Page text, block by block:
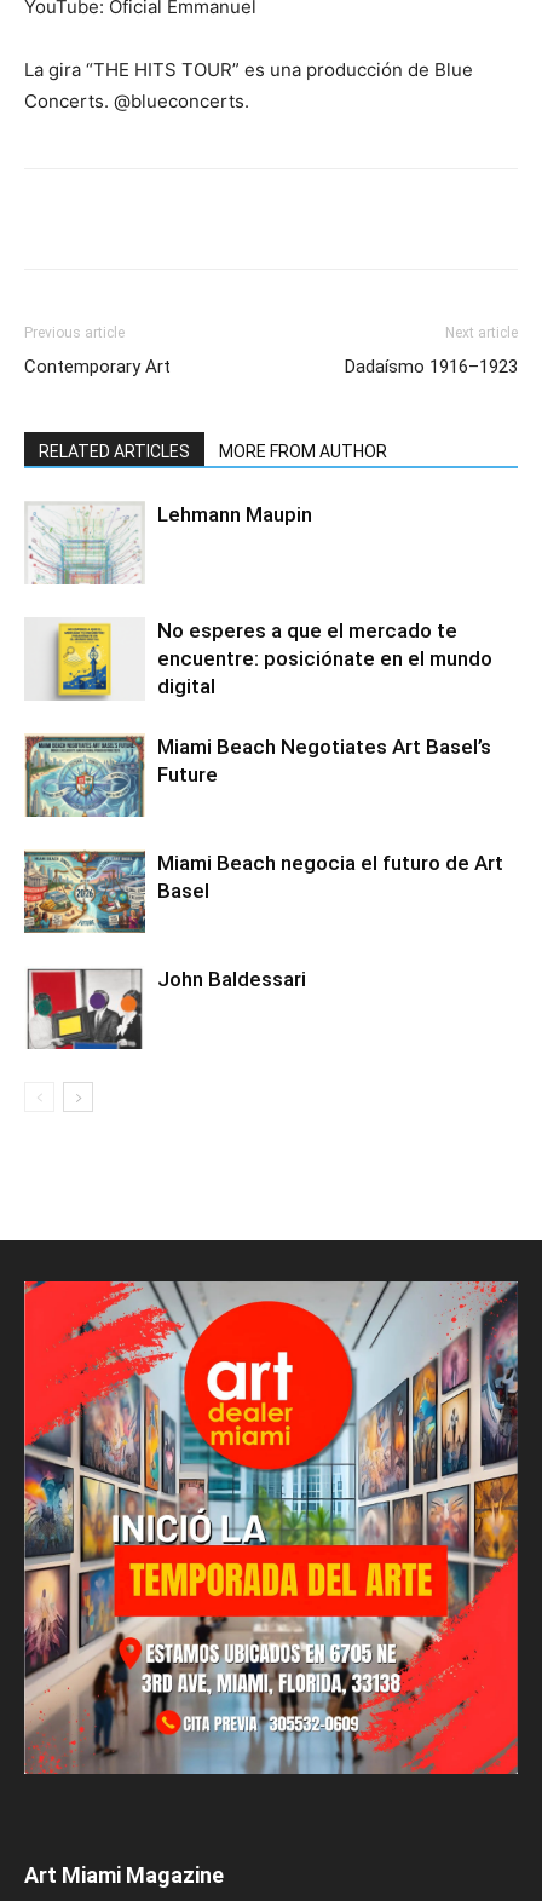
YouTube: Oficial Emmanuel
La gira “THE HITS TOUR” es una producción de Blue
Concerts. @blueconcerts.
Previous article
Contemporary Art
Next article
Dadaísmo 1916–1923
RELATED ARTICLES MORE FROM AUTHOR
Lehmann Maupin
No esperes a que el mercado te
encuentre: posiciónate en el mundo
digital
Miami Beach Negotiates Art Basel’s
Future
Miami Beach negocia el futuro de Art
Basel
John Baldessari
Art Miami Magazine